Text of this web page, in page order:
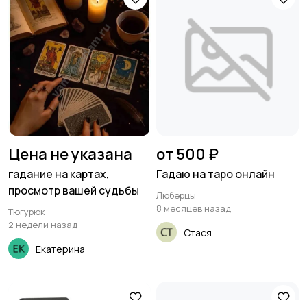
Цена не указана
гадание на картах,
просмотр вашей судьбы
Тюгурюк
2 недели назад
Екатерина
от 500 ₽
Гадаю на таро онлайн
Люберцы
8 месяцев назад
Стася